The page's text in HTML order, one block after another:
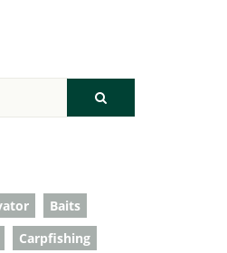
Baits
Carpfishing